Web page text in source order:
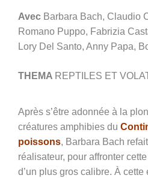
Avec Barbara Bach, Claudio
Romano Puppo, Fabrizia
Lory Del Santo, Anny Papa,
THEMA REPTILES ET
Après s’être adonnée à la
créatures amphibies du
poissons, Barbara Bach
réalisateur, pour affronter
d’un plus gros calibre. À